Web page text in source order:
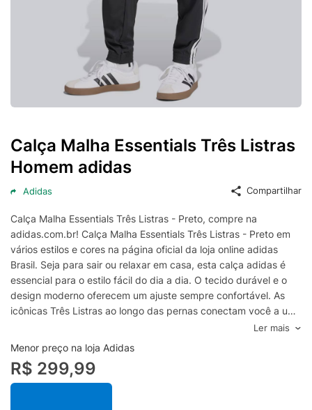
Calça Malha Essentials Três Listras
Homem adidas
Adidas Compartilhar
Calça Malha Essentials Três Listras - Preto, compre na
adidas.com.br! Calça Malha Essentials Três Listras - Preto em
vários estilos e cores na página oficial da loja online adidas
Brasil. Seja para sair ou relaxar em casa, esta calça adidas é
essencial para o estilo fácil do dia a dia. O tecido durável e o
design moderno oferecem um ajuste sempre confortável. As
icônicas Três Listras ao longo das pernas conectam você a um
legado de esporte e cultura sempre que as veste. Este produto
é 100% feito com materiais reciclados. Ao escolher o reciclado,
podemos reutilizar materiais já criados, o que ajuda a reduzir o
desperdício e a nossa dependência de recursos finitos, além de
reduzir a pegada dos produtos que fabricamos.
Ler mais
Menor preço na loja Adidas
R$ 299,99